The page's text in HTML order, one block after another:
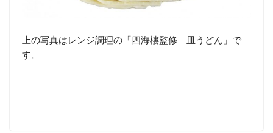
上の写真はレンジ調理の「四海樓監修 皿うどん」で
す。